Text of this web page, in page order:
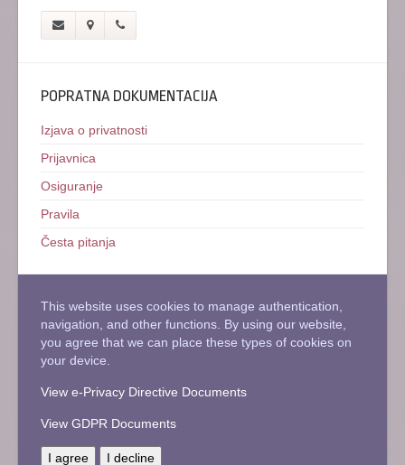
POPRATNA DOKUMENTACIJA
Izjava o privatnosti
Prijavnica
Osiguranje
Pravila
Česta pitanja
This website uses cookies to manage authentication,
navigation, and other functions. By using our website,
you agree that we can place these types of cookies on
your device.
View e-Privacy Directive Documents
View GDPR Documents
I agree I decline